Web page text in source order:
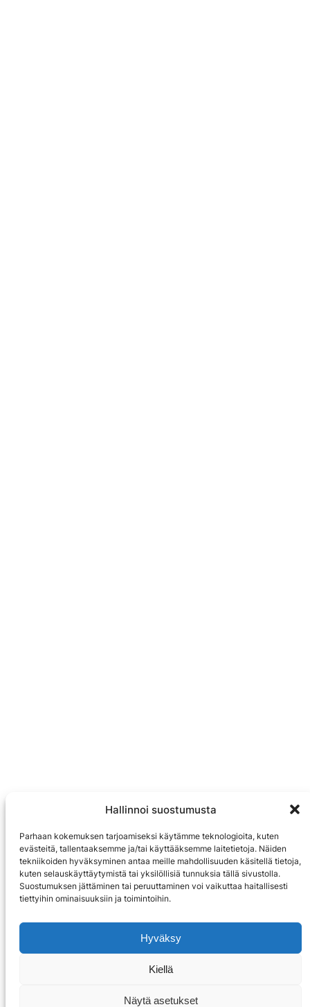
Hallinnoi suostumusta
Parhaan kokemuksen tarjoamiseksi käytämme teknologioita, kuten
evästeitä, tallentaaksemme ja/tai käyttääksemme laitetietoja. Näiden
tekniikoiden hyväksyminen antaa meille mahdollisuuden käsitellä tietoja,
kuten selauskäyttäytymistä tai yksilöllisiä tunnuksia tällä sivustolla.
Suostumuksen jättäminen tai peruuttaminen voi vaikuttaa haitallisesti
tiettyihin ominaisuuksiin ja toimintoihin.
Hyväksy
Kiellä
Näytä asetukset